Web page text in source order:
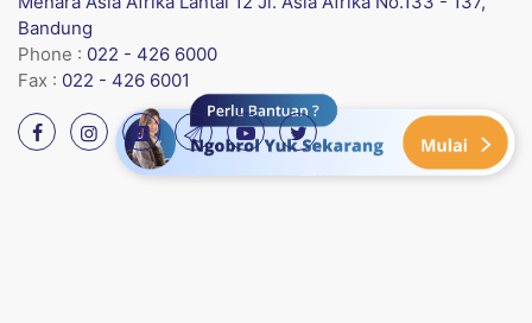
Bandung
Phone : 022 - 426 6000
Fax : 022 - 426 6001